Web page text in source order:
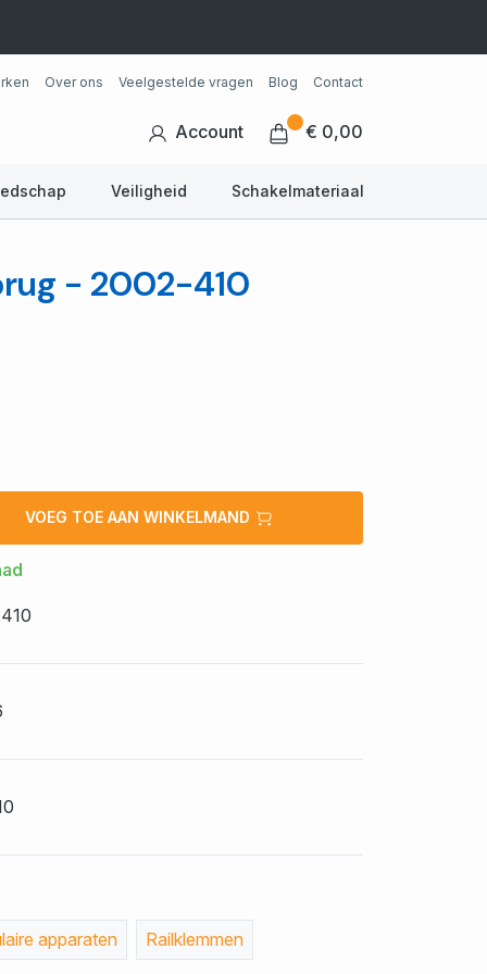
Over ons Veelgestelde vragen Blog Contact
Account € 0,00
Veiligheid Schakelmateriaal
- 2002-410
VOEG TOE AAN WINKELMAND
apparaten Railklemmen